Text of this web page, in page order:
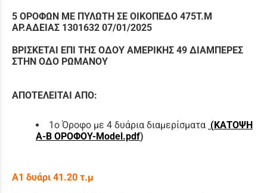
5 ΟΡΟΦΩΝ ΜΕ ΠΥΛΩΤΗ ΣΕ ΟΙΚΟΠΕΔΟ 475Τ.Μ
ΑΡ.ΑΔΕΙΑΣ 1301632 07/01/2025
ΒΡΙΣΚΕΤΑΙ ΕΠΙ ΤΗΣ ΟΔΟΥ ΑΜΕΡΙΚΗΣ 49 ΔΙΑΜΠΕΡΕΣ
ΣΤΗΝ ΟΔΟ ΡΩΜΑΝΟΥ
ΑΠΟΤΕΛΕΙΤΑΙ ΑΠΟ:
1ο Όροφο με 4 δυάρια διαμερίσματα (ΚΑΤΟΨΗ
A-B ΟΡΟΦΟΥ-Model.pdf)
Α1 δυάρι 41.20 τ.μ